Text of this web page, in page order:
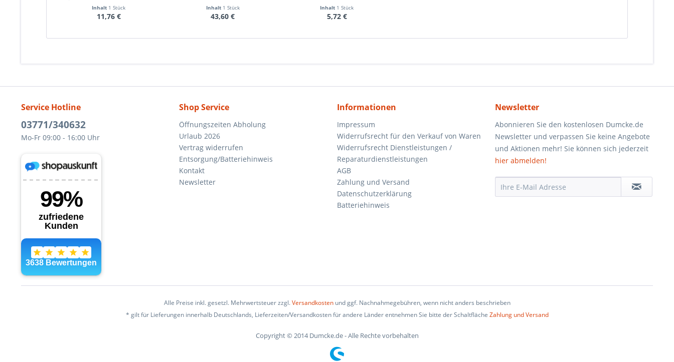
Inhalt 1 Stück
11,76 €
Inhalt 1 Stück
43,60 €
Ø35mm
Inhalt 1 Stück
5,72 €
Service Hotline
03771/340632
Mo-Fr 09:00 - 16:00 Uhr
Shop Service
Öffnungszeiten Abholung
Urlaub 2026
Vertrag widerrufen
Entsorgung/Batteriehinweis
Kontakt
Newsletter
Informationen
Impressum
Widerrufsrecht für den Verkauf von Waren
Widerrufsrecht Dienstleistungen /
Reparaturdienstleistungen
AGB
Zahlung und Versand
Datenschutzerklärung
Batteriehinweis
Newsletter
Abonnieren Sie den kostenlosen Dumcke.de
Newsletter und verpassen Sie keine Angebote
und Aktionen mehr! Sie können sich jederzeit
hier abmelden!
Alle Preise inkl. gesetzl. Mehrwertsteuer zzgl.Versandkostenund ggf. Nachnahmegebühren, wenn nicht anders beschrieben
* gilt für Lieferungen innerhalb Deutschlands, Lieferzeiten/Versandkosten für andere Länder entnehmen Sie bitte der Schaltfläche Zahlung und Versand
Copyright © 2014 Dumcke.de - Alle Rechte vorbehalten